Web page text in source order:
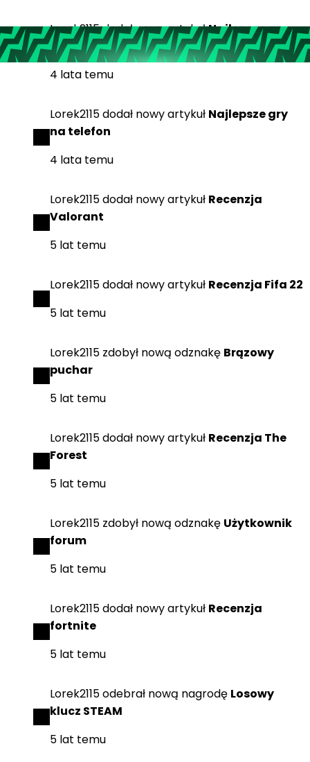
Lorek2115dodałnowy artykułNajlepsze gry
na komputer 2022
4 lata temu
Lorek2115dodał nowy artykuł Najlepsze gry
na telefon
4 lata temu
Lorek2115dodał nowy artykuł Recenzja
Valorant
5 lat temu
Lorek2115dodał nowy artykuł Recenzja Fifa 22
5 lat temu
Lorek2115 zdobył nową odznakę Brązowy
puchar
5 lat temu
Lorek2115dodał nowy artykuł Recenzja The
Forest
5 lat temu
Lorek2115 zdobył nową odznakę Użytkownik
forum
5 lat temu
Lorek2115dodał nowy artykuł Recenzja
fortnite
5 lat temu
Lorek2115odebrał nową nagrodę Losowy
klucz STEAM
5 lat temu